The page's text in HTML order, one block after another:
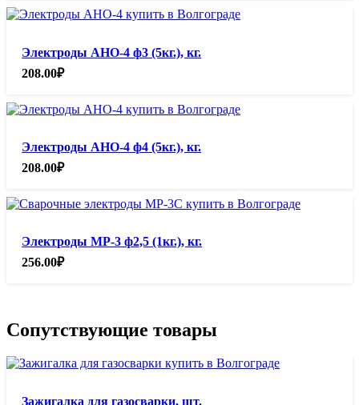
Электроды АНО-4 ф3 (5кг.), кг.
208.00₽
Электроды АНО-4 ф4 (5кг.), кг.
208.00₽
Электроды МР-3 ф2,5 (1кг.), кг.
256.00₽
Сопутствующие товары
Зажигалка для газосварки, шт.